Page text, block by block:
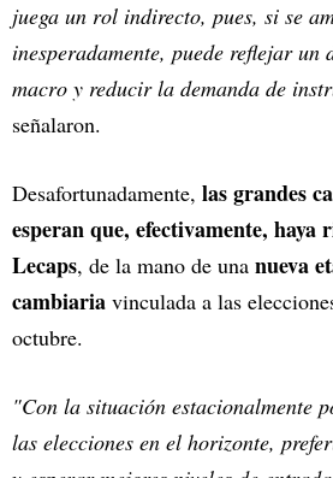
juega un rol indirecto, pues, si se
inesperadamente, puede reflejar
macro y reducir la demanda de
señalaron.
Desafortunadamente, las grandes
esperan que, efectivamente, haya
Lecaps, de la mano de una nueva
cambiaria vinculada a las
octubre.
"Con la situación estacionalmente
las elecciones en el horizonte,